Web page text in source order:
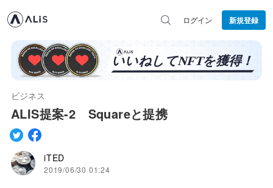
ログイン 新規登録
ビジネス
ALIS提案-2 Squareと提携
iTED
2019/06/30 01:24